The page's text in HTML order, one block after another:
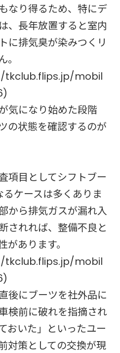
なり得るため、特にデ
、長年放置すると室内
に排気臭が染みつくリ
mobil
気になり始めた段階
の状態を確認するのが
項目としてシフトブー
ケースは多くありま
から排気ガスが漏れ入
されれば、整備不良と
があります。
mobil
後にブーツを社外品に
検前に破れを指摘され
おいた」といったユー
対策としての交換が現